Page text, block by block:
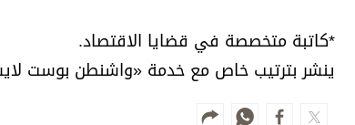
*كاتبة متخصصة في قضايا الاقتصاد.
ينشر بترتيب خاص مع خدمة «واشنطن بوست